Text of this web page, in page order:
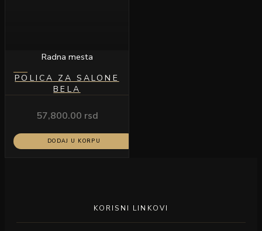
Radna mesta
POLICA ZA SALONE
BELA
57,800.00 rsd
DODAJ U KORPU
KORISNI LINKOVI